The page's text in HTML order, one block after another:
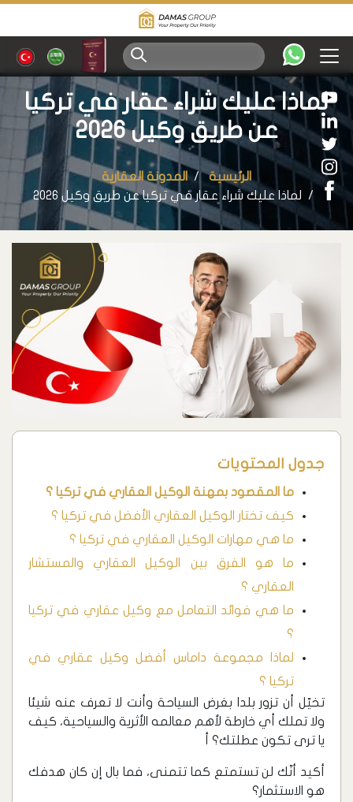
لماذا عليك شراء عقار في تركيا
عن طريق وكيل 2026
الرئيسية
المدونة العقارية
لماذا عليك شراء عقار في تركيا عن طريق وكيل 2026
جدول المحتويات
ما المقصود بمهنة الوكيل العقاري في تركيا ؟
كيف تختار الوكيل العقاري الأفضل في تركيا ؟
ما هي مهارات الوكيل العقاري في تركيا ؟
ما هو الفرق بين الوكيل العقاري والمستشار
العقاري ؟
ما هي فوائد التعامل مع وكيل عقاري في تركيا
؟
لماذا مجموعة داماس أفضل وكيل عقاري في
تركيا ؟
تخيّل أن تزور بلدا بغرض السياحة وأنت لا تعرف عنه شيئا
ولا تملك أي خارطة لأهم معالمه الأثرية والسياحية، كيف
يا ترى تكون عطلتك؟ أ
أكيد أنّك لن تستمتع كما تتمنى، فما بال إن كان هدفك
هو الاستثمار؟